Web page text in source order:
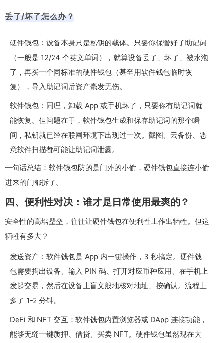
丢了/坏了怎么办？
硬件钱包：设备本身只是私钥的载体。只要你保管好了助记词
（一般是 12/24 个英文单词），就算设备丢了、坏了、被水泡
了，再买一个同标准的硬件钱包（甚至用软件钱包临时恢
复），导入助记词后资产毫发无伤。
软件钱包：同理，卸载 App 或手机坏了，只要你有助记词就
能恢复。但问题在于，软件钱包生成和保存助记词的那个瞬
间，私钥就已经在联网环境下出现过一次。截图、云备份、恶
意软件扫描都可能让助记词泄露。
一句话总结：软件钱包防的是门外的小偷，硬件钱包直接连小偷
进来的门都拆了。
四、便利性对决：谁才是日常使用最爽的？
安全性的高墙壁垒，往往让硬件钱包在便利性上作出牺牲。但这
牺牲有多大？
发送资产：软件钱包是 App 内一键操作，3 秒搞定。硬件钱
包需要掏出设备、输入 PIN 码、打开对应币种应用、在手机上
发起交易，然后在设备上盲文般地核对地址、按确认。流程上
多了 1-2 分钟。
DeFi 和 NFT 交互：软件钱包内置浏览器或 DApp 连接功能，
能够无缝一键质押、借贷、买卖 NFT。硬件钱包虽然现在大